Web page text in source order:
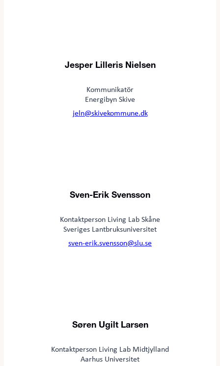
Jesper Lilleris Nielsen
Kommunikatör
Energibyn Skive
jeln@skivekommune.dk
Sven-Erik Svensson
Kontaktperson Living Lab Skåne
Sveriges Lantbruksuniversitet
sven-erik.svensson@slu.se
Søren Ugilt Larsen
Kontaktperson Living Lab Midtjylland
Aarhus Universitet